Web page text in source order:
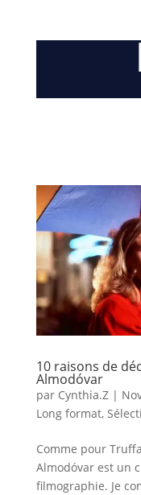
10 raisons de
Almodóvar
par Cynthia.Z|
Long format,
Comme pour
Almodóvar est un
filmographie. Je